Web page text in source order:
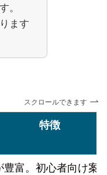
。
ます
スクロールできます
特徴
豊富。初心者向け案